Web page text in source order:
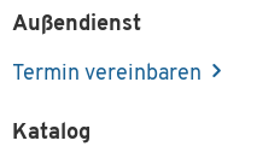
Außendienst
Termin vereinbaren
Katalog